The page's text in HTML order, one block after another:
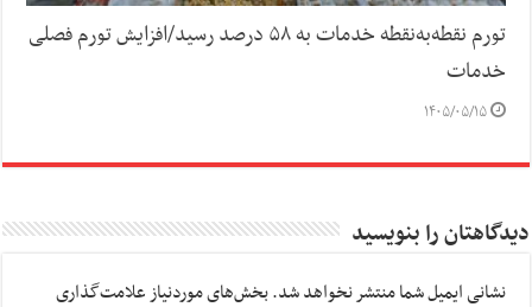
تورم نقطه‌به‌نقطه خدمات به ۵۸ درصد رسید/افزایش تورم فصلی
خدمات
۱۴۰۵/۰۵/۱۵
دیدگاهتان را بنویسید
نشانی ایمیل شما منتشر نخواهد شد.بخش‌های موردنیاز علامت‌گذاری